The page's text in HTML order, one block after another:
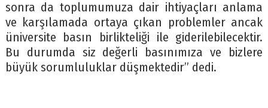
sonra da toplumumuza dair ihtiyaçları anlama
ve karşılamada ortaya çıkan problemler ancak
üniversite basın birlikteliği ile giderilebilecektir.
Bu durumda siz değerli basınımıza ve bizlere
büyük sorumluluklar düşmektedir” dedi.